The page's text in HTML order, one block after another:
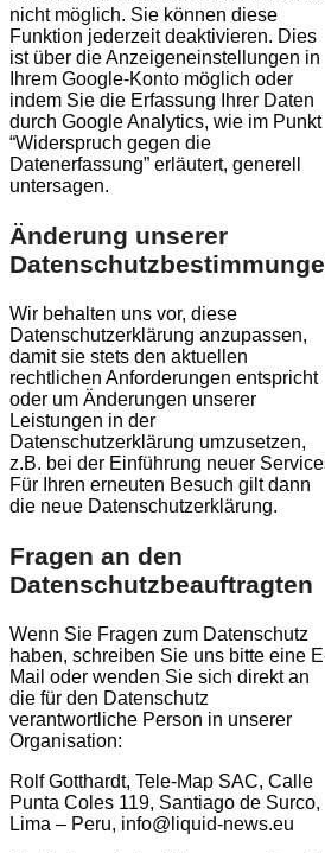
nicht möglich. Sie können diese
Funktion jederzeit deaktivieren. Dies
ist über die Anzeigeneinstellungen in
Ihrem Google-Konto möglich oder
indem Sie die Erfassung Ihrer Daten
durch Google Analytics, wie im Punkt
“Widerspruch gegen die
Datenerfassung” erläutert, generell
untersagen.
Änderung unserer
Wir behalten uns vor, diese
Datenschutzerklärung anzupassen,
damit sie stets den aktuellen
rechtlichen Anforderungen entspricht
oder um Änderungen unserer
Leistungen in der
Datenschutzerklärung umzusetzen,
z.B. bei der Einführung neuer
Für Ihren erneuten Besuch gilt dann
die neue Datenschutzerklärung.
Fragen an den
Datenschutzbeauftragten
Wenn Sie Fragen zum Datenschutz
haben, schreiben Sie uns bitte eine
Mail oder wenden Sie sich direkt an
die für den Datenschutz
verantwortliche Person in unserer
Organisation:
Rolf Gotthardt, Tele-Map SAC, Calle
Punta Coles 119, Santiago de Surco,
Lima – Peru, info@liquid-news.eu